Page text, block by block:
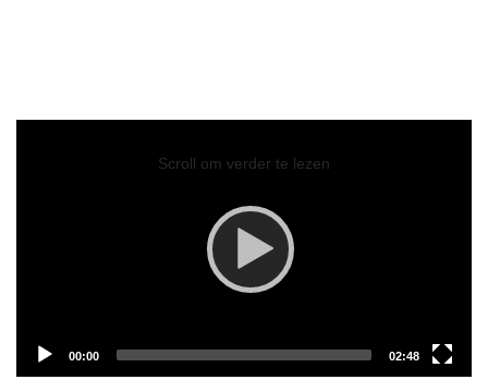
Scroll om verder te lezen
Current
00:00
Total
duration
02:48